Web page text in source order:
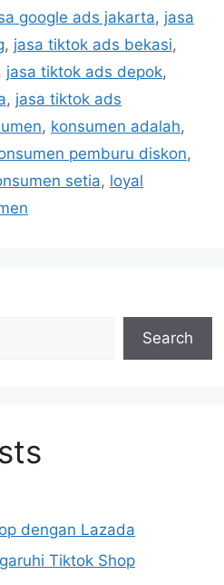
google ads jakarta, jasa
, jasa tiktok ads bekasi,
jasa tiktok ads depok,
, jasa tiktok ads
, konsumen adalah,
pemburu diskon,
setia, loyal
Search
dengan Lazada
Tiktok Shop